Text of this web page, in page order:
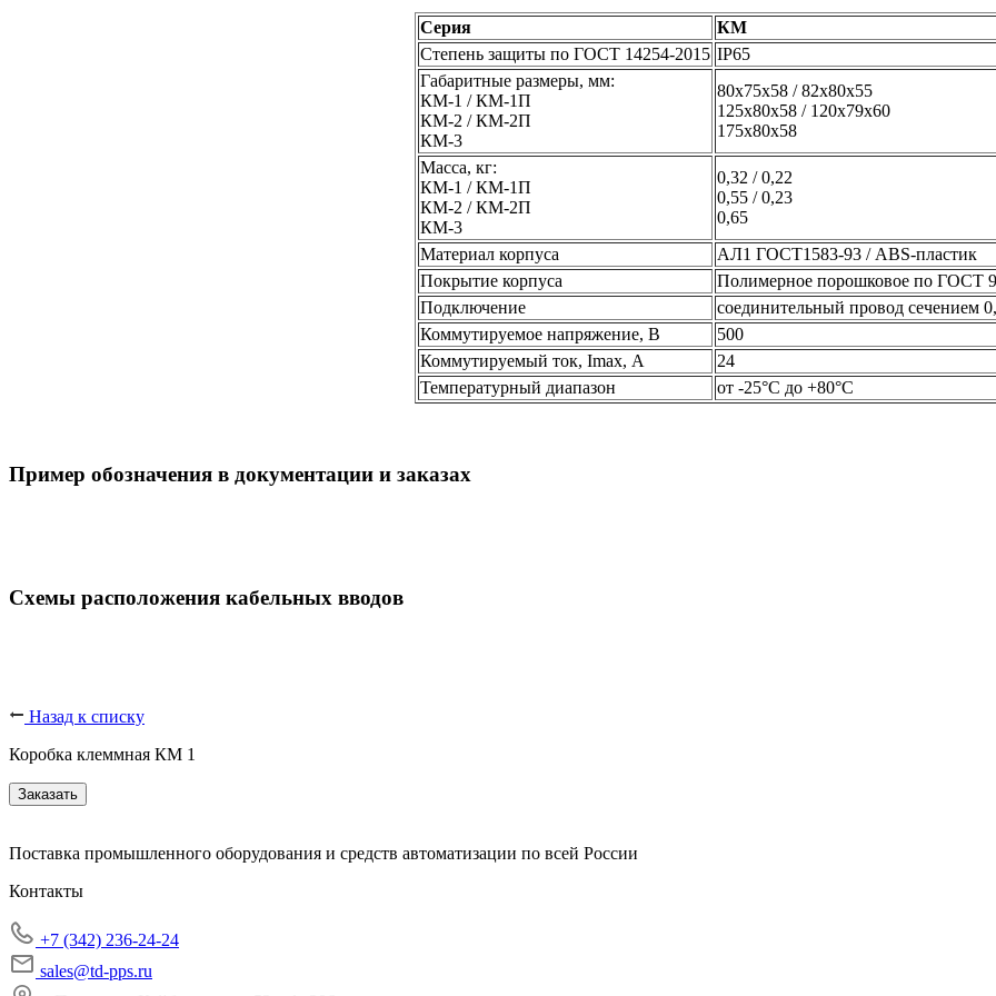
Серия
КМ
Степень защиты по ГОСТ 14254-2015 IP65
Габаритные размеры, мм:
КМ-1 / КМ-1П
КМ-2 / КМ-2П
КМ-3
80х75х58 / 82x80x55
125x80x58 / 120x79x60
175x80x58
Масса, кг:
КМ-1 / КМ-1П
КМ-2 / КМ-2П
КМ-3
0,32 / 0,22
0,55 / 0,23
0,65
Материал корпуса
АЛ1 ГОСТ1583-93 / ABS-пластик
Покрытие корпуса
Полимерное порошковое по ГОСТ
Подключение
соединительный провод сечением
Коммутируемое напряжение, В
500
Коммутируемый ток, Imax, А
24
Температурный диапазон
от -25°C до +80°C
Пример обозначения в документации и заказах
Схемы расположения кабельных вводов
Назад к списку
Коробка клеммная КМ 1
Заказать
Поставка промышленного оборудования и средств автоматизации по всей России
Контакты
+7 (342) 236-24-24
sales@td-pps.ru